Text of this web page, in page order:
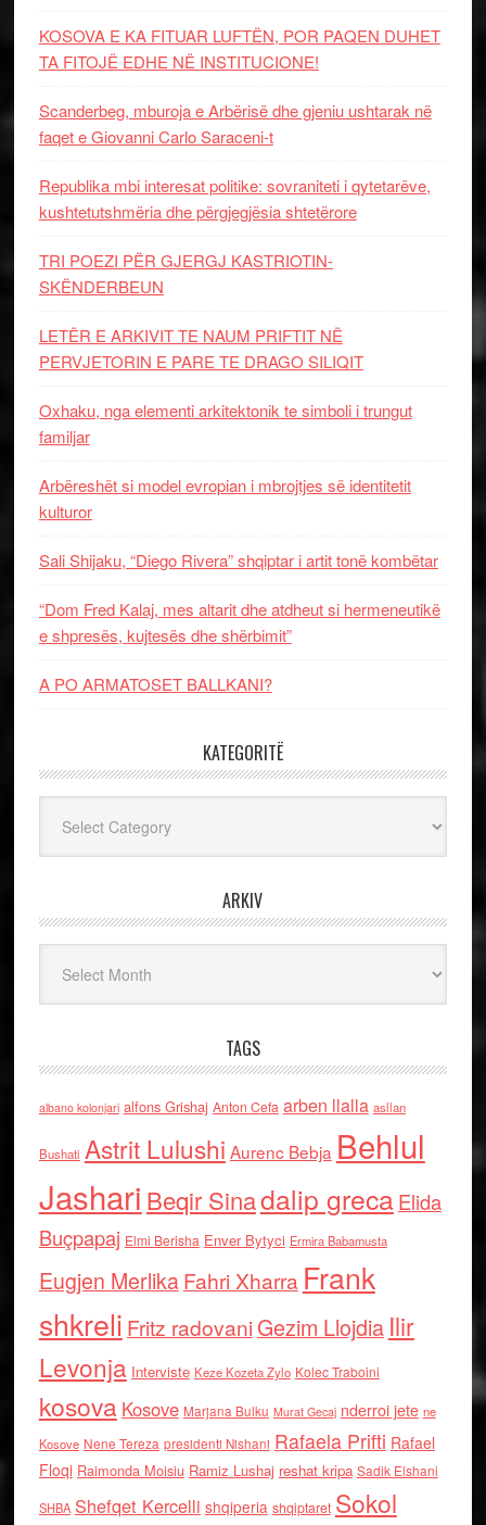
KOSOVA E KA FITUAR LUFTËN, POR PAQEN DUHET
TA FITOJË EDHE NË INSTITUCIONE!
Scanderbeg, mburoja e Arbërisë dhe gjeniu ushtarak në
faqet e Giovanni Carlo Saraceni-t
Republika mbi interesat politike: sovraniteti i qytetarëve,
kushtetutshmëria dhe përgjegjësia shtetërore
TRI POEZI PËR GJERGJ KASTRIOTIN-
SKËNDERBEUN
LETËR E ARKIVIT TE NAUM PRIFTIT NË
PERVJETORIN E PARE TE DRAGO SILIQIT
Oxhaku, nga elementi arkitektonik te simboli i trungut
familjar
Arbëreshët si model evropian i mbrojtjes së identitetit
kulturor
Sali Shijaku, “Diego Rivera” shqiptar i artit tonë kombëtar
“Dom Fred Kalaj, mes altarit dhe atdheut si hermeneutikë
e shpresës, kujtesës dhe shërbimit”
A PO ARMATOSET BALLKANI?
KATEGORITË
ARKIV
TAGS
albano kolonjari alfons Grishaj Anton Cefa arben llalla asllan
Bushati Astrit Lulushi Aurenc Bebja Behlul
Jashari Beqir Sinadalip grecaElida
Buçpapaj Elmi Berisha Enver Bytyci Ermira Babamusta
Eugjen MerlikaFahri Xharra Frank
shkreli Fritz radovaniGezim Llojdia Ilir
Levonja Interviste Keze Kozeta Zylo Kolec Traboini
kosova Kosove Marjana Bulku Murat Gecaj nderroi jete ne
Kosove Nene Tereza presidenti Nishani Rafaela Prifti Rafael
Floqi Raimonda Moisiu Ramiz Lushaj reshat kripa Sadik Elshani
SHBA Shefqet Kercelli shqiperia shqiptaret Sokol